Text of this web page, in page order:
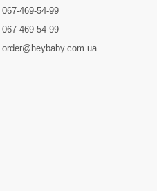
067-469-54-99
067-469-54-99
order@heybaby.com.ua